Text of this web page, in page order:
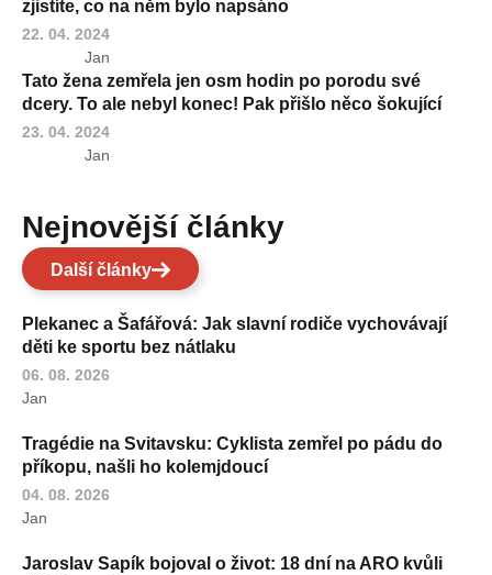
zjistíte, co na něm bylo napsáno
22. 04. 2024
Jan
Tato žena zemřela jen osm hodin po porodu své
dcery. To ale nebyl konec! Pak přišlo něco šokující
23. 04. 2024
Jan
Nejnovější články
Další články
Plekanec a Šafářová: Jak slavní rodiče vychovávají
děti ke sportu bez nátlaku
06. 08. 2026
Jan
Tragédie na Svitavsku: Cyklista zemřel po pádu do
příkopu, našli ho kolemjdoucí
04. 08. 2026
Jan
Jaroslav Sapík bojoval o život: 18 dní na ARO kvůli